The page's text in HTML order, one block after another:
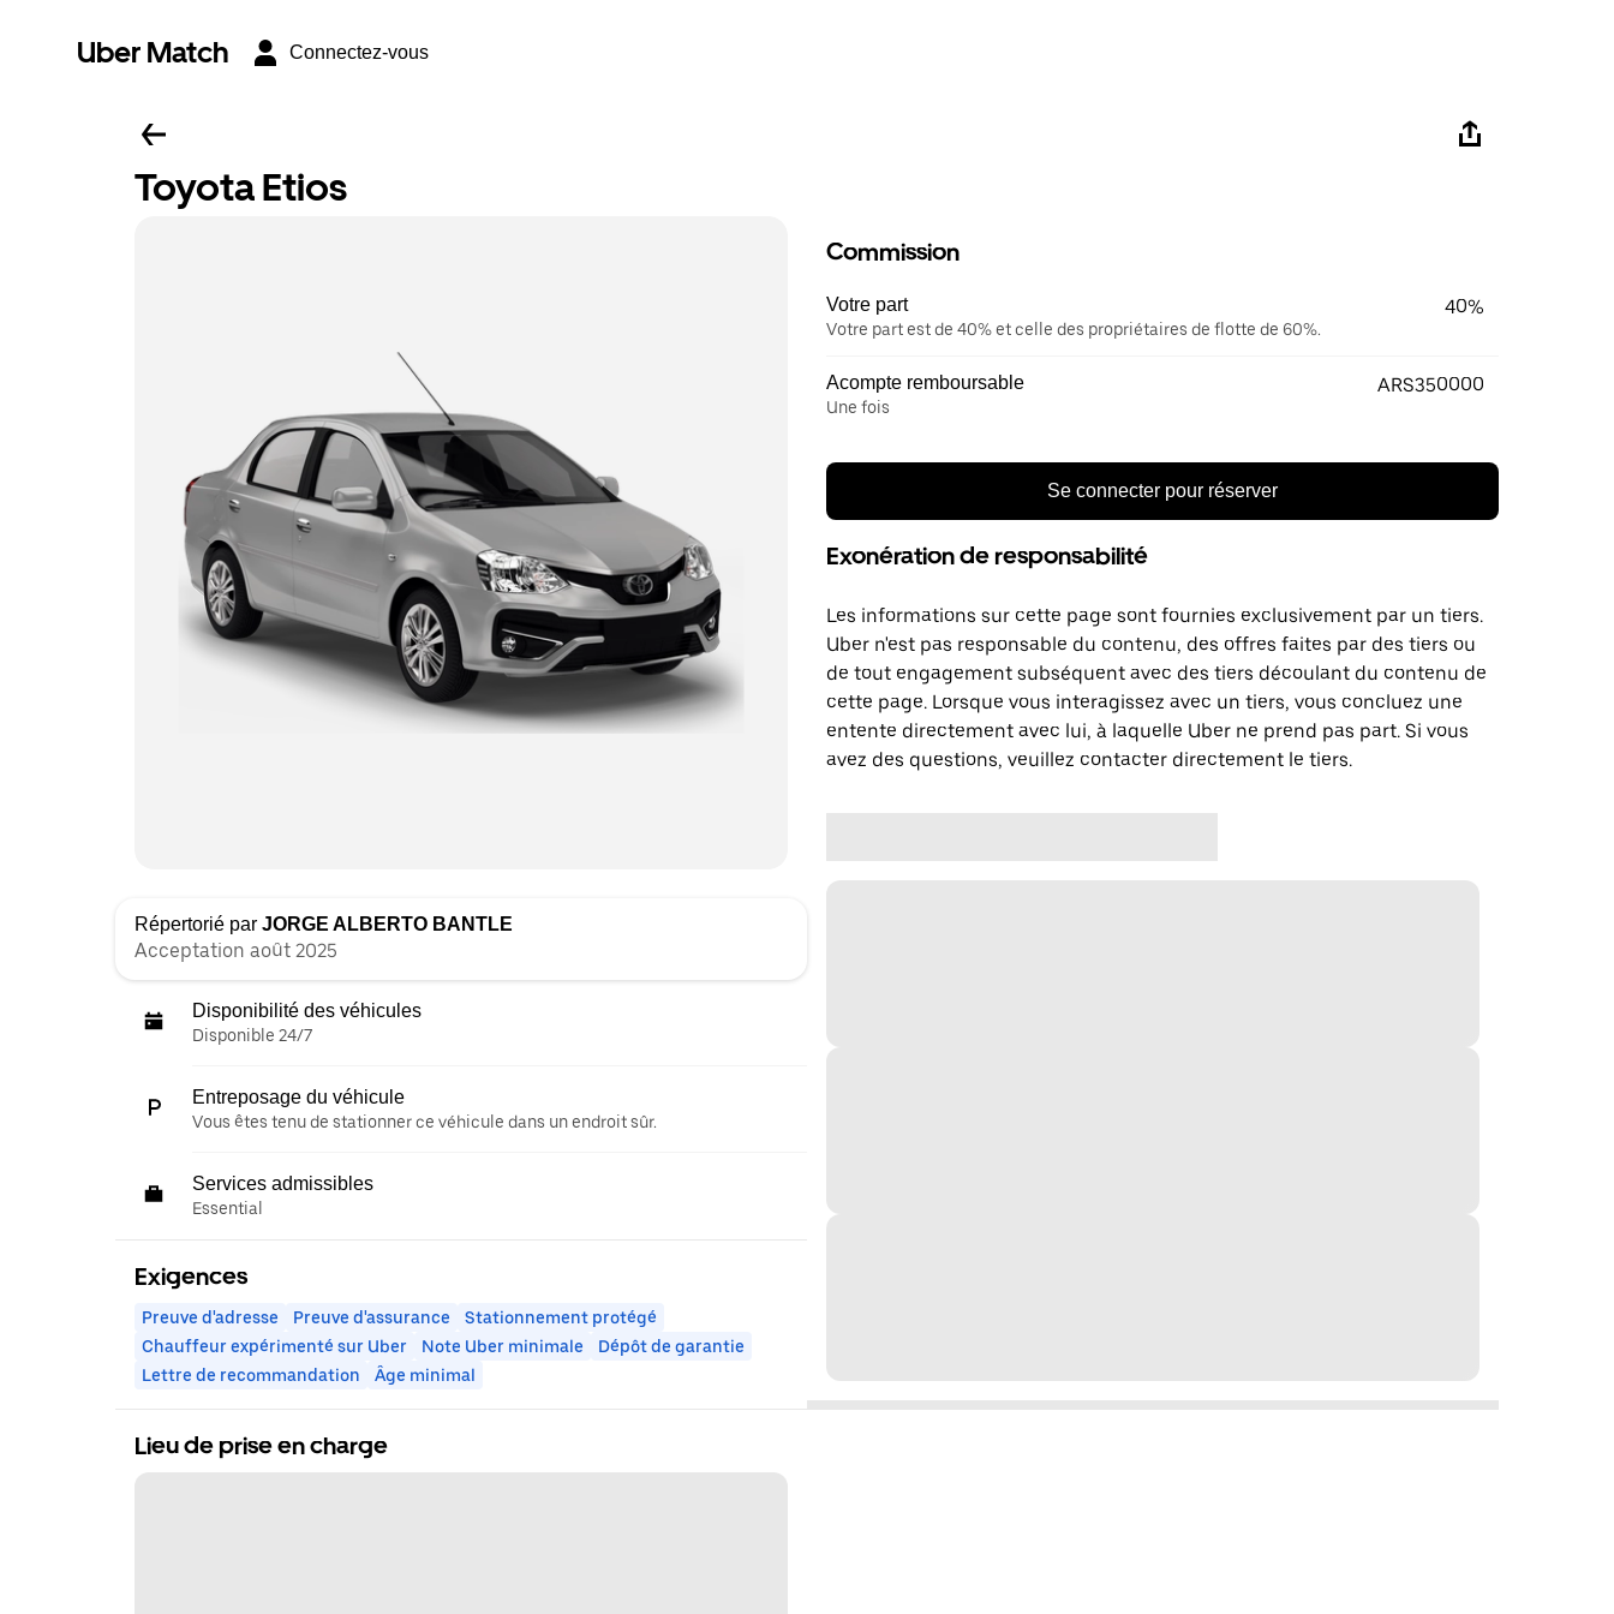
Uber Match Connectez-vous
Toyota Etios
Répertorié par JORGE ALBERTO BANTLE
Acceptation août 2025
Disponibilité des véhicules
Disponible 24/7
Entreposage du véhicule
Vous êtes tenu de stationner ce véhicule dans un endroit sûr.
Services admissibles
Essential
Exigences
Preuve d'adresse Preuve d'assurance
Stationnement protégé
Chauffeur expérimenté sur Uber
Note Uber minimale
Dépôt de garantie
Lettre de recommandation
Âge minimal
Lieu de prise en charge
Commission
Votre part
Votre part est de 40% et celle des propriétaires de flotte de 60%.
40%
Acompte remboursable
Une fois
ARS350000
Se connecter pour réserver
Exonération de responsabilité
Les informations sur cette page sont fournies exclusivement par un tiers.
Uber n'est pas responsable du contenu, des offres faites par des tiers ou
de tout engagement subséquent avec des tiers découlant du contenu de
cette page. Lorsque vous interagissez avec un tiers, vous concluez une
entente directement avec lui, à laquelle Uber ne prend pas part. Si vous
avez des questions, veuillez contacter directement le tiers.